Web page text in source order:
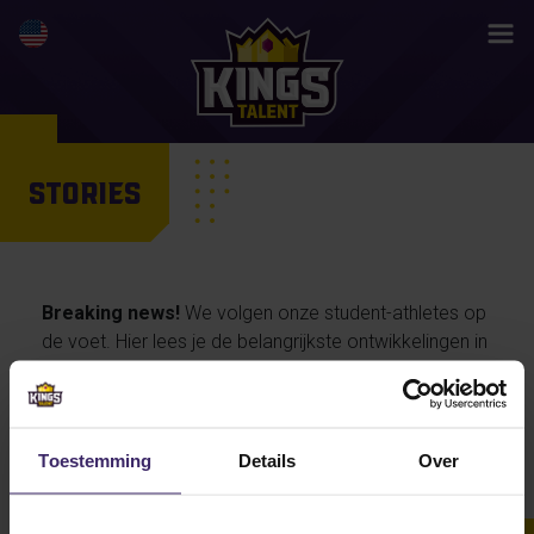
Toestemming Details Over
STORIES
Breaking news! We volgen onze student-athletes op
de voet. Hier lees je de belangrijkste ontwikkelingen in
persoonlijke verhalen van onze talenten… en straks